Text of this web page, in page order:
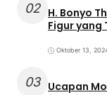
02 H. Bonyo Thamrin
Figur yang
Oktober 13,
03 Ucapan